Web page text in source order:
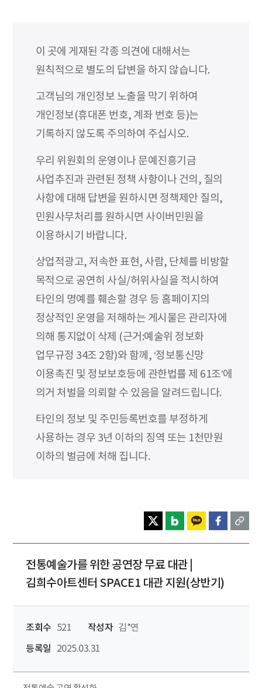
이 곳에 게재된 각종 의견에 대해서는
원칙적으로 별도의 답변을 하지 않습니다.
고객님의 개인정보 노출을 막기 위하여
개인정보(휴대폰 번호, 계좌 번호 등)는
기록하지 않도록 주의하여 주십시오.
우리 위원회의 운영이나 문예진흥기금
사업추진과 관련된 정책 사항이나 건의, 질의
사항에 대해 답변을 원하시면 정책제안 질의,
민원사무처리를 원하시면 사이버민원을
이용하시기 바랍니다.
상업적광고, 저속한 표현, 사람, 단체를 비방할
목적으로 공연히 사실/허위사실을 적시하여
타인의 명예를 훼손할 경우 등 홈페이지의
정상적인 운영을 저해하는 게시물은 관리자에
의해 통지없이 삭제 (근거:예술위 정보화
업무규정 34조 2항)와 함께, ‘정보통신망
이용촉진 및 정보보호등에 관한법률 제 61조’에
의거 처벌을 의뢰할 수 있음을 알려드립니다.
타인의 정보 및 주민등록번호를 부정하게
사용하는 경우 3년 이하의 징역 또는 1천만원
이하의 벌금에 처해 집니다.
전통예술가를 위한 공연장 무료 대관 |
김희수아트센터 SPACE1 대관 지원(상반기)
조회수 521 작성자 김*연
등록일
2025.03.31